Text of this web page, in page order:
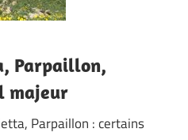
Parpaillon,
majeur
Parpaillon : certains